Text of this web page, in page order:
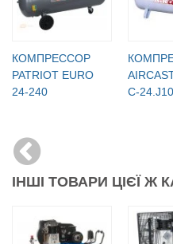
КОМПРЕССОР
PATRIOT EURO
24-240
С-
ІНШІ ТОВАРИ ЦІЄЇ Ж